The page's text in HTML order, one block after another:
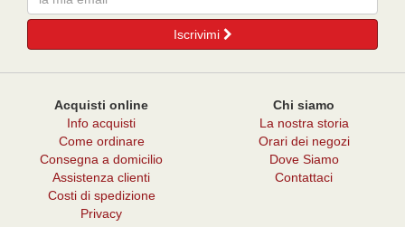
Iscrivimi
Acquisti online
Info acquisti
Come ordinare
Consegna a domicilio
Assistenza clienti
Costi di spedizione
Privacy
Chi siamo
La nostra storia
Orari dei negozi
Dove Siamo
Contattaci